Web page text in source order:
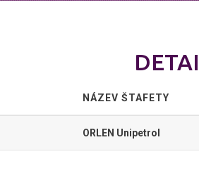
NÁZEV ŠTAFETY
ORLEN Unipetrol